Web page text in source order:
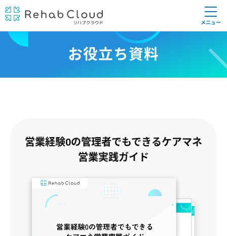
メニュー
お役立ち資料
営業経験0の管理者でもできるケアマネ
営業実践ガイド